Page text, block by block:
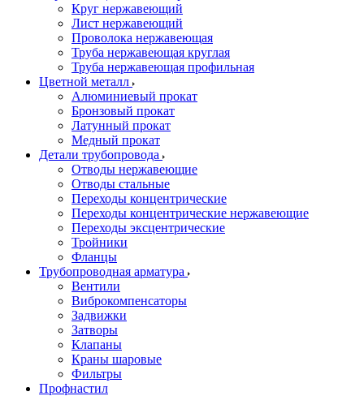
Круг нержавеющий
Лист нержавеющий
Проволока нержавеющая
Труба нержавеющая круглая
Труба нержавеющая профильная
Цветной металл
Алюминиевый прокат
Бронзовый прокат
Латунный прокат
Медный прокат
Детали трубопровода
Отводы нержавеющие
Отводы стальные
Переходы концентрические
Переходы концентрические нержавеющие
Переходы эксцентрические
Тройники
Фланцы
Трубопроводная арматура
Вентили
Виброкомпенсаторы
Задвижки
Затворы
Клапаны
Краны шаровые
Фильтры
Профнастил